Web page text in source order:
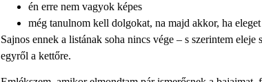
én erre nem vagyok képes
még tanulnom kell dolgokat, na majd akkor, ha
Sajnos ennek a listának soha nincs vége – s szerintem
egyről a kettőre.